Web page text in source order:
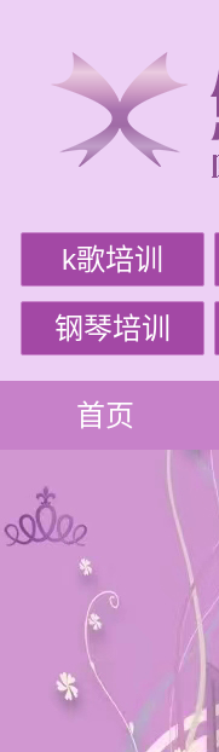
k歌培训
钢琴培训
首页